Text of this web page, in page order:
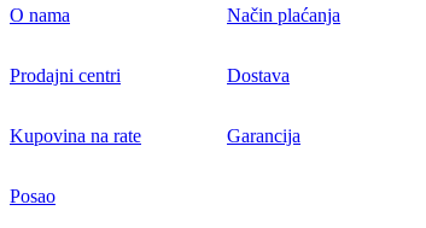
O nama
Prodajni centri
Kupovina na rate
Posao
Način plaćanja
Dostava
Garancija